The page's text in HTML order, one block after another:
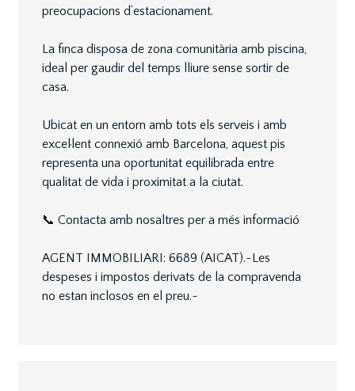
preocupacions d’estacionament.
La finca disposa de zona comunitària amb piscina,
ideal per gaudir del temps lliure sense sortir de
casa.
Ubicat en un entorn amb tots els serveis i amb
excel·lent connexió amb Barcelona, aquest pis
representa una oportunitat equilibrada entre
qualitat de vida i proximitat a la ciutat.
📞 Contacta amb nosaltres per a més informació
AGENT IMMOBILIARI: 6689 (AICAT).~Les
despeses i impostos derivats de la compravenda
no estan inclosos en el preu.~